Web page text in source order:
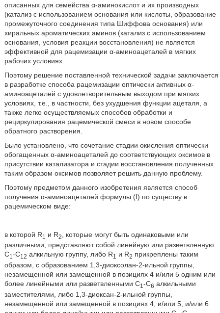
описанных для семейства α-аминокислот и их производных
(катализ с использованием основания или кислоты, образование
промежуточного соединения типа Шиффова основания) или
хиральных ароматических аминов (катализ с использованием
основания, условия реакции восстановления) не является
эффективной для рацемизации α-аминоацеталей в мягких
рабочих условиях.
Поэтому решение поставленной технической задачи заключается
в разработке способа рацемизации оптически активных α-
аминоацеталей с удовлетворительным выходом при мягких
условиях, т.е., в частности, без ухудшения функции ацеталя, а
также легко осуществляемых способов обработки и
рециркулирования рацемической смеси в новом способе
обратного растворения.
Было установлено, что сочетание стадии окисления оптически
обогащенных α-аминоацеталей до соответствующих оксимов в
присутствии катализатора и стадии восстановления полученных
таким образом оксимов позволяет решить данную проблему.
Поэтому предметом данного изобретения является способ
получения α-аминоацеталей формулы (I) по существу в
рацемическом виде:
в которой R1 и R2
, которые могут быть одинаковыми или
различными, представляют собой линейную или разветвленную
С1 -С12 алкильную группу, либо R1 и R2 прикреплены таким
образом, с образованием 1,3-диоксолан-2-ильной группы,
незамещенной или замещенной в позициях 4 и/или 5 одним или
более линейными или разветвленными С1 -С6 алкильными
заместителями, либо 1,3-диоксан-2-ильной группы,
незамещенной или замещенной в позициях 4, и/или 5, и/или 6